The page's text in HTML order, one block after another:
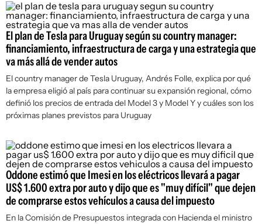
El plan de Tesla para Uruguay según su country manager:
financiamiento, infraestructura de carga y una estrategia que
va más allá de vender autos
El country manager de Tesla Uruguay, Andrés Folle, explica por qué
la empresa eligió al país para continuar su expansión regional, cómo
definió los precios de entrada del Model 3 y Model Y y cuáles son los
próximas planes previstos para Uruguay
Oddone estimó que Imesi en los eléctricos llevará a pagar
US$ 1.600 extra por auto y dijo que es "muy difícil" que dejen
de comprarse estos vehículos a causa del impuesto
En la Comisión de Presupuestos integrada con Hacienda el ministro